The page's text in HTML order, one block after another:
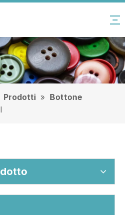
Prodotti » Bottone